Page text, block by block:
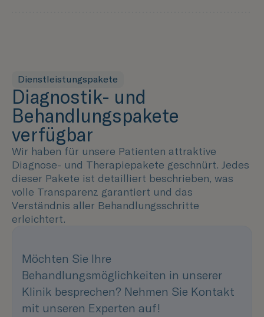
Dienstleistungspakete
Diagnostik- und
Behandlungspakete
verfügbar
Wir haben für unsere Patienten attraktive
Diagnose- und Therapiepakete geschnürt. Jedes
dieser Pakete ist detailliert beschrieben, was
volle Transparenz garantiert und das
Verständnis aller Behandlungsschritte
erleichtert.
Möchten Sie Ihre
Behandlungsmöglichkeiten in unserer
Klinik besprechen? Nehmen Sie Kontakt
mit unseren Experten auf!